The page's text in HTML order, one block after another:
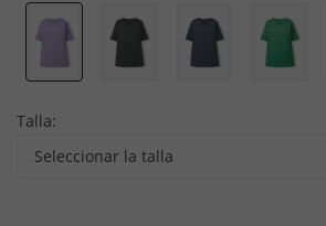
Talla:
Seleccionar la talla